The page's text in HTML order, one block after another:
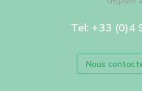
Tel: +33 (0)4
Nous